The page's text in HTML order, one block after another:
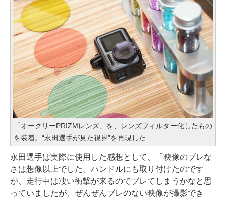
「オークリーPRIZMレンズ」を、レンズフィルター化したもの
を装着。“永田選手が見た視界”を再現した
永田選手は実際に使用した感想として、「映像のブレな
さは想像以上でした。ハンドルにも取り付けたのです
が、走行中は凄い衝撃が来るのでブレてしまうかなと思
っていましたが、ぜんぜんブレのない映像が撮影でき